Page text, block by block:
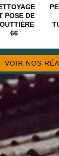
POSE DE
66
VOIR NOS